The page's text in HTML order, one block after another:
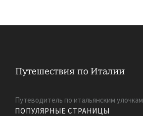
Путеводитель по итальянским улочкам
ПОПУЛЯРНЫЕ СТРАНИЦЫ